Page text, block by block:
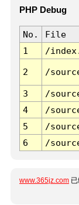
PHP Debug
No. File
1
/
2 /
3 /
4
/
5
/
6
/
www.365jz.com